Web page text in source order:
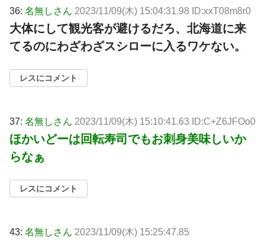
36: 名無しさん 2023/11/09(木) 15:04:31.98 ID:xxT08m8r0
大体にして観光客が避けるだろ、北海道に来
てるのにわざわざスシローに入るワケない。
レスにコメント
37: 名無しさん 2023/11/09(木) 15:10:41.63 ID:C+Z6JFOo0
ほかいどーは回転寿司でもお刺身美味しいか
らなぁ
レスにコメント
43: 名無しさん 2023/11/09(木) 15:25:47.85